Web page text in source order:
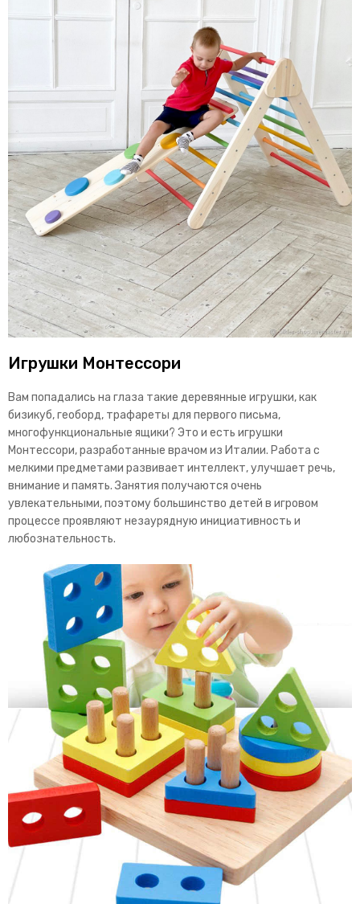
Игрушки Монтессори
Вам попадались на глаза такие деревянные игрушки, как
бизикуб, геоборд, трафареты для первого письма,
многофункциональные ящики? Это и есть игрушки
Монтессори, разработанные врачом из Италии. Работа с
мелкими предметами развивает интеллект, улучшает речь,
внимание и память. Занятия получаются очень
увлекательными, поэтому большинство детей в игровом
процессе проявляют незаурядную инициативность и
любознательность.